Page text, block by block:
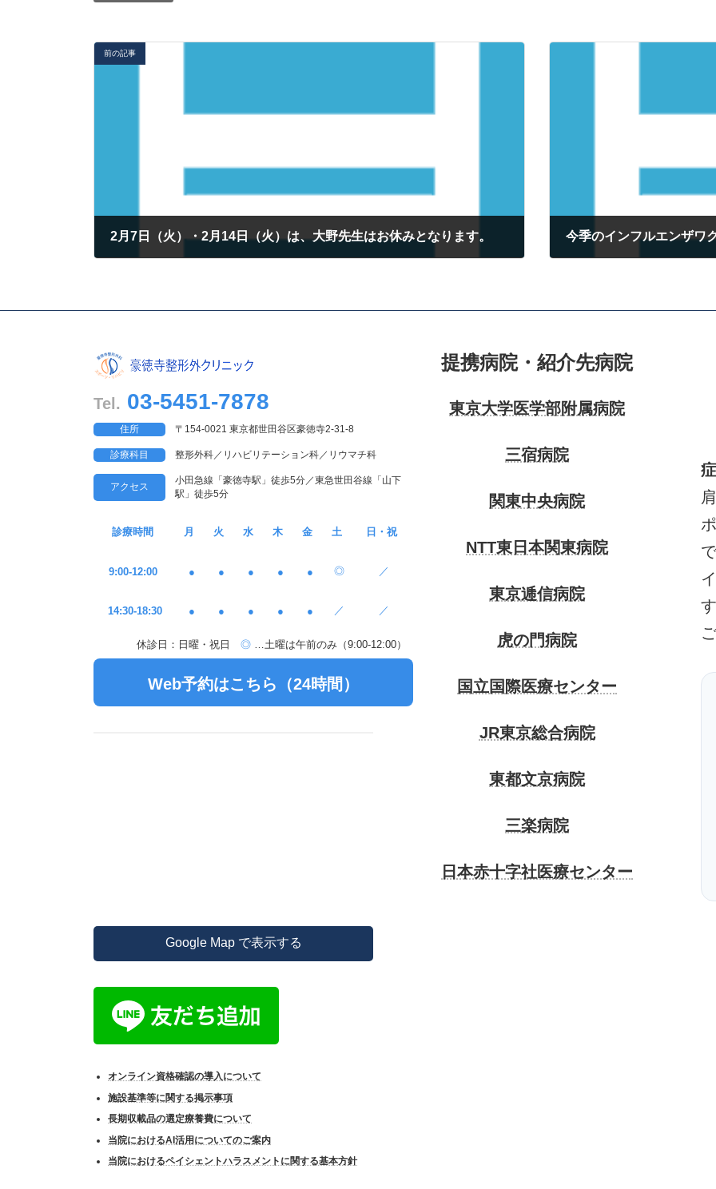
前の記事
2月7日（火）・2月14日（火）は、大野先生はお休みとなります。 今季のインフルエンザワ
Tel. 03-5451-7878
住所 〒154-0021 東京都世田谷区豪徳寺2-31-8
診療科目 整形外科／リハビリテーション科／リウマチ科
アクセス
小田急線「豪徳寺駅」徒歩5分／東急世田谷線「山下
駅」徒歩5分
診療時間 月 火 水 木 金 土 日・祝
9:00-12:00 ● ● ● ● ● ◎ ／
14:30-18:30 ● ● ● ● ● ／ ／
休診日：日曜・祝日 ◎ …土曜は午前のみ（9:00-12:00）
Web予約はこちら（24時間）
Google Map で表示する
オンライン資格確認の導入について
施設基準等に関する掲示事項
長期収載品の選定療養費について
当院におけるAI活用についてのご案内
当院におけるペイシェントハラスメントに関する基本方針
提携病院・紹介先病院
東京大学医学部附属病院
三宿病院
関東中央病院
NTT東日本関東病院
東京逓信病院
虎の門病院
国立国際医療センター
JR東京総合病院
東都文京病院
三楽病院
日本赤十字社医療センター